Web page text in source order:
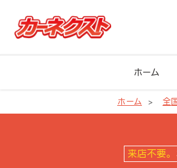
ホーム
ホーム 全
来店不要。